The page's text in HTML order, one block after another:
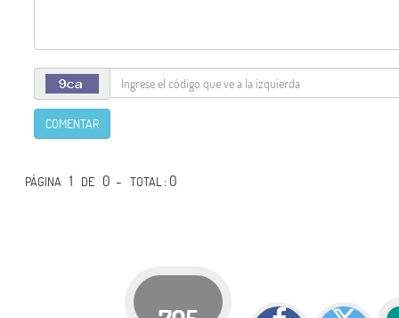
COMENTAR
PÁGINA 1 DE 0 -TOTAL: 0